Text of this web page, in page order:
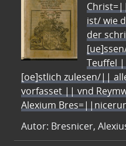
ist/ wie
der
Teuffel
[oe]stlich zulesen/||
vorfasset || vnd
Alexium
Autor: Bresnicer,